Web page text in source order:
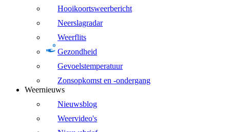
Hooikoortsweerbericht
Neerslagradar
Weerflits
Gezondheid
Gevoelstemperatuur
Zonsopkomst en -ondergang
Weernieuws
Nieuwsblog
Weervideo's